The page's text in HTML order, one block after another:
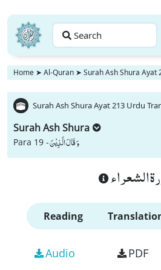
Search
Home ➤ Al-Quran ➤ Surah Ash Shura Ayat
Surah Ash Shura Ayat 213 Urdu
Surah Ash Shura
Para 19 -وَ قَالَ الَّذِیْنَ
الشعراء
Reading
Audio PDF